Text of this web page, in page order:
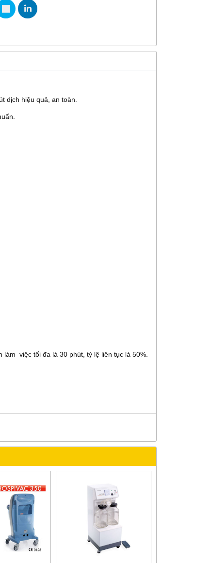
dịch hiệu quả, an toàn.
việc tối đa là 30 phút, tỷ lệ liên tục là 50%.